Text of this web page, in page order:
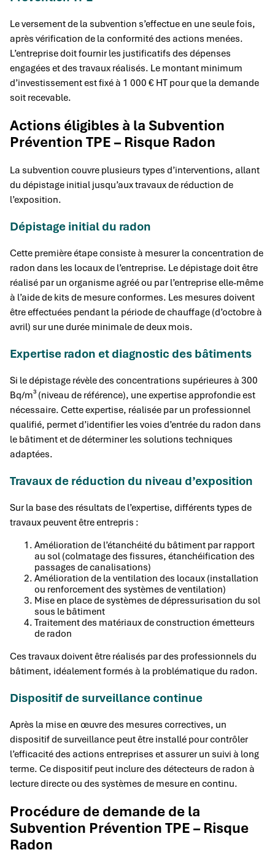
Le versement de la subvention s’effectue en une seule fois,
après vérification de la conformité des actions menées.
L’entreprise doit fournir les justificatifs des dépenses
engagées et des travaux réalisés. Le montant minimum
d’investissement est fixé à 1 000 € HT pour que la demande
soit recevable.
Actions éligibles à la Subvention
Prévention TPE – Risque Radon
La subvention couvre plusieurs types d’interventions, allant
du dépistage initial jusqu’aux travaux de réduction de
l’exposition.
Dépistage initial du radon
Cette première étape consiste à mesurer la concentration de
radon dans les locaux de l’entreprise. Le dépistage doit être
réalisé par un organisme agréé ou par l’entreprise elle-même
à l’aide de kits de mesure conformes. Les mesures doivent
être effectuées pendant la période de chauffage (d’octobre à
avril) sur une durée minimale de deux mois.
Expertise radon et diagnostic des bâtiments
Si le dépistage révèle des concentrations supérieures à 300
Bq/m³ (niveau de référence), une expertise approfondie est
nécessaire. Cette expertise, réalisée par un professionnel
qualifié, permet d’identifier les voies d’entrée du radon dans
le bâtiment et de déterminer les solutions techniques
adaptées.
Travaux de réduction du niveau d’exposition
Sur la base des résultats de l’expertise, différents types de
travaux peuvent être entrepris :
Amélioration de l’étanchéité du bâtiment par rapport
au sol (colmatage des fissures, étanchéification des
passages de canalisations)
Amélioration de la ventilation des locaux (installation
ou renforcement des systèmes de ventilation)
Mise en place de systèmes de dépressurisation du sol
sous le bâtiment
Traitement des matériaux de construction émetteurs
de radon
Ces travaux doivent être réalisés par des professionnels du
bâtiment, idéalement formés à la problématique du radon.
Dispositif de surveillance continue
Après la mise en œuvre des mesures correctives, un
dispositif de surveillance peut être installé pour contrôler
l’efficacité des actions entreprises et assurer un suivi à long
terme. Ce dispositif peut inclure des détecteurs de radon à
lecture directe ou des systèmes de mesure en continu.
Procédure de demande de la
Subvention Prévention TPE – Risque
Radon